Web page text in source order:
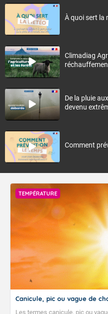
À quoi sert la
Climadiag
De la pluie
devenu
Comment
TEMPÉRATURE
Canicule, pic ou vague de
Les termes canicule, pic ou